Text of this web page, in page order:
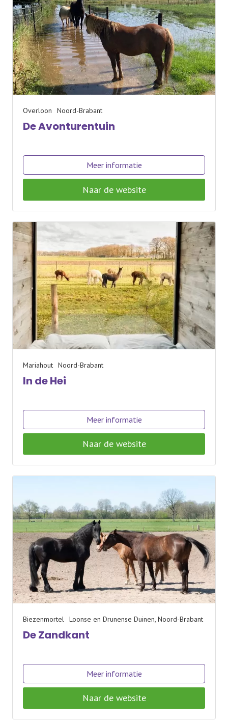
Overloon Noord-Brabant
De Avonturentuin
Meer informatie
Naar de website
Mariahout Noord-Brabant
In de Hei
Meer informatie
Naar de website
Biezenmortel Loonse en Drunense Duinen, Noord-Brabant
De Zandkant
Meer informatie
Naar de website